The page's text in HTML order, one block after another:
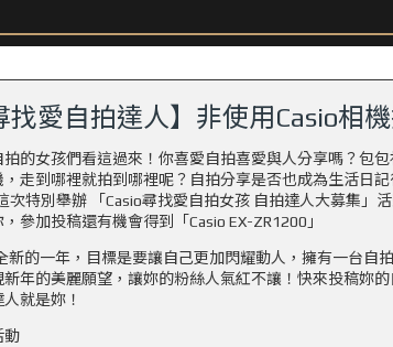
找愛自拍達人】非使用Casio相
拍的女孩們看這過來！你喜愛自拍喜愛與人分享嗎？包包
，走到哪裡就拍到哪裡呢？自拍分享是否也成為生活日記
次特別舉辦 「Casio尋找愛自拍女孩 自拍達人大募集」
參加投稿還有機會得到「Casio EX-ZR1200」
新的一年，目標是要讓自己更加閃耀動人，擁有一台自
新年的美麗願望，讓妳的粉絲人氣紅不讓！快來投稿妳
就是妳！
動